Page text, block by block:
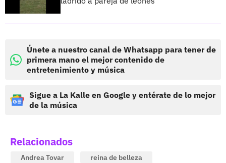
Únete a nuestro canal de Whatsapp para tener de
primera mano el mejor contenido de
entretenimiento y música
Sigue a La Kalle en Google y entérate de lo mejor
de la música
Relacionados
Andrea Tovar reina de belleza